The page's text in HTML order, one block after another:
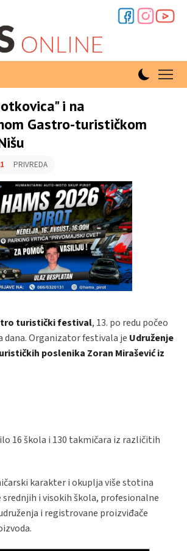
i na
Gastro-turističkom
PRIVREDA
turistički festival, 13. po redu počeo
dana. Organizator festivala je Udruženje
poslenika Zoran Mirašević iz
16 škola i 130 takmičara iz različitih
karakter i okuplja više stotina
srednjih i visokih škola, profesionalne
i registrovane proizviđače